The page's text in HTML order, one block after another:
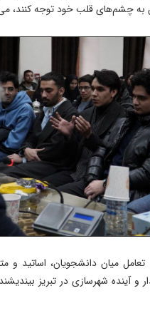
به چشم‌های قلب خود توجه کنند،
میان دانشجویان، اساتید و
و آینده شهرسازی در تبریز